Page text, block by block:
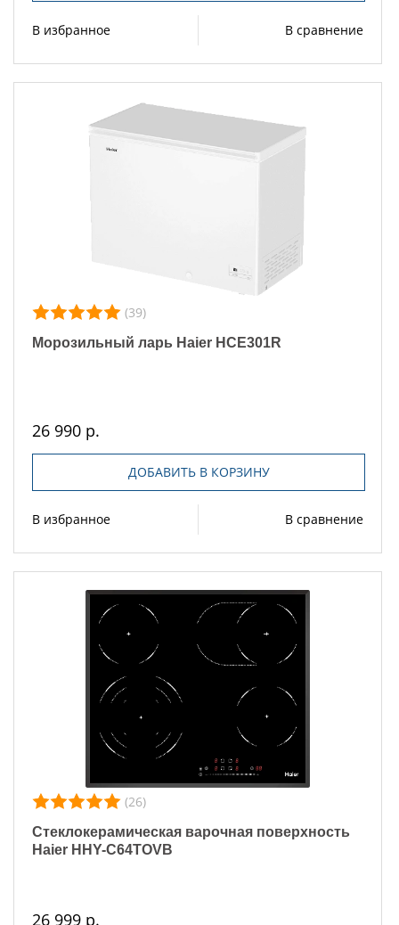
В избранное В сравнение
(39)
Морозильный ларь Haier HCE301R
26 990 р.
ДОБАВИТЬ В КОРЗИНУ
В избранное В сравнение
(26)
Стеклокерамическая варочная поверхность
Haier HHY-C64TOVB
26 999 р.